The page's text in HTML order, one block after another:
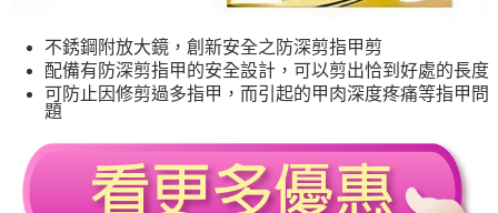
不銹鋼附放大鏡，創新安全之防深剪指甲剪
配備有防深剪指甲的安全設計，可以剪出恰到好處的長度
可防止因修剪過多指甲，而引起的甲肉深度疼痛等指甲問
題